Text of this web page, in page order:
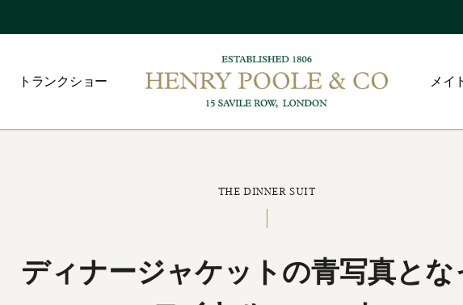
トランクショー メイ
THE DINNER SUIT
ディナージャケットの青写真とな